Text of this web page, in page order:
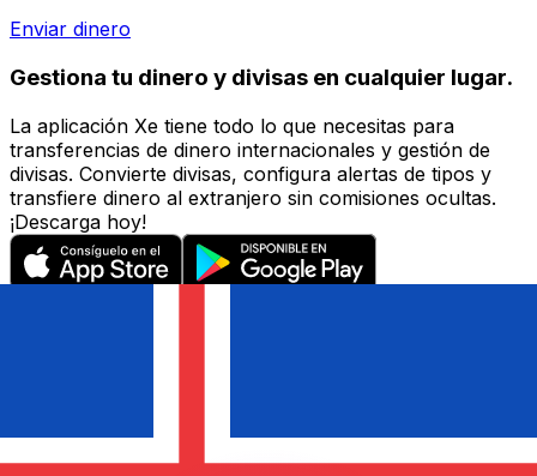
Enviar dinero
Gestiona tu dinero y divisas en cualquier lugar.
La aplicación Xe tiene todo lo que necesitas para
transferencias de dinero internacionales y gestión de
divisas. Convierte divisas, configura alertas de tipos y
transfiere dinero al extranjero sin comisiones ocultas.
¡Descarga hoy!